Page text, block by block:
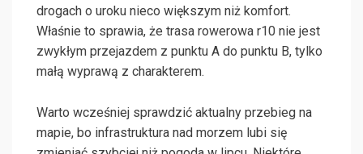
drogach o uroku nieco większym niż komfort.
Właśnie to sprawia, że trasa rowerowa r10 nie jest
zwykłym przejazdem z punktu A do punktu B, tylko
małą wyprawą z charakterem.
Warto wcześniej sprawdzić aktualny przebieg na
mapie, bo infrastruktura nad morzem lubi się